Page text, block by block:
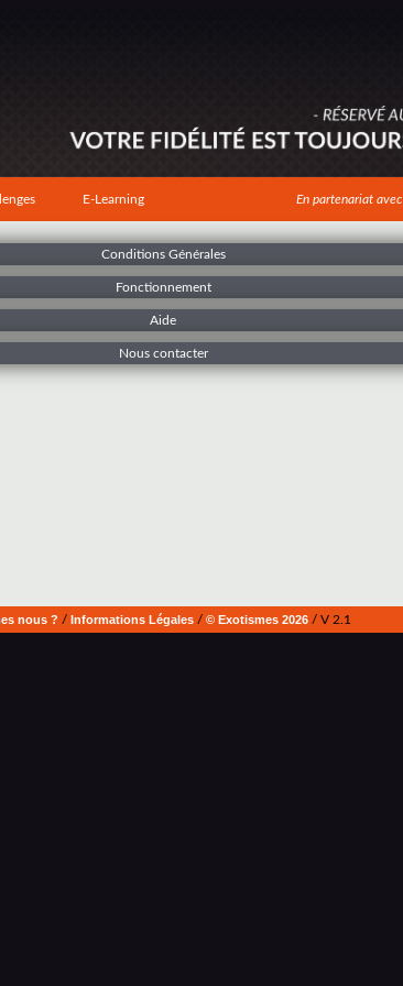
E-Learning En partenariat avec
Conditions Générales
Fonctionnement
Aide
Nous contacter
nous ? / Informations Légales/ © Exotismes 2026/ V 2.1